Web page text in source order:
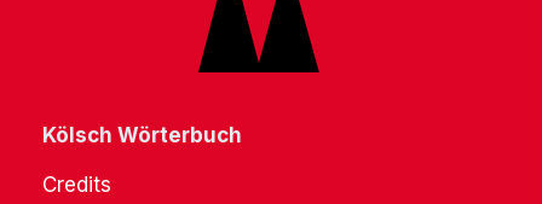
Kölsch Wörterbuch
Credits